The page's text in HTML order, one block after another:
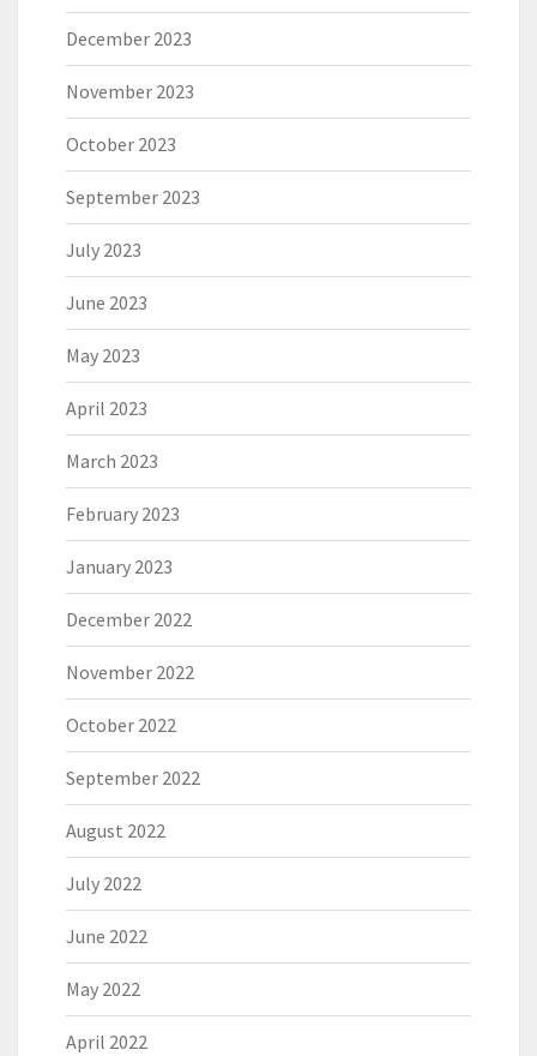
December 2023
November 2023
October 2023
September 2023
July 2023
June 2023
May 2023
April 2023
March 2023
February 2023
January 2023
December 2022
November 2022
October 2022
September 2022
August 2022
July 2022
June 2022
May 2022
April 2022